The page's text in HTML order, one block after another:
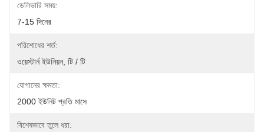
ডেলিভারি সময়:
7-15 দিনের
পরিশোধের শর্ত:
ওয়েস্টার্ন ইউনিয়ন, টি / টি
যোগানের ক্ষমতা:
2000 ইউনিট প্রতি মাসে
বিশেষভাবে তুলে ধরা: